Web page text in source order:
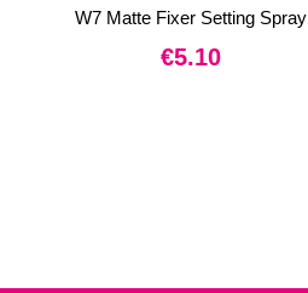
W7 Matte Fixer Setting Spray
€5.10